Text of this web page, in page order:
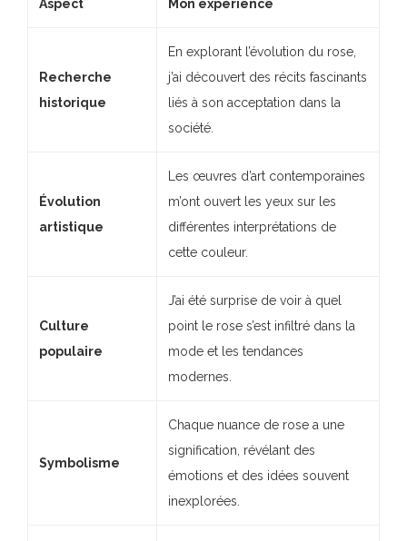
Aspect Mon expérience
Recherche
historique
En explorant l’évolution du rose,
j’ai découvert des récits fascinants
liés à son acceptation dans la
société.
Évolution
artistique
Les œuvres d’art contemporaines
m’ont ouvert les yeux sur les
différentes interprétations de
cette couleur.
Culture
populaire
J’ai été surprise de voir à quel
point le rose s’est infiltré dans la
mode et les tendances
modernes.
Symbolisme
Chaque nuance de rose a une
signification, révélant des
émotions et des idées souvent
inexplorées.